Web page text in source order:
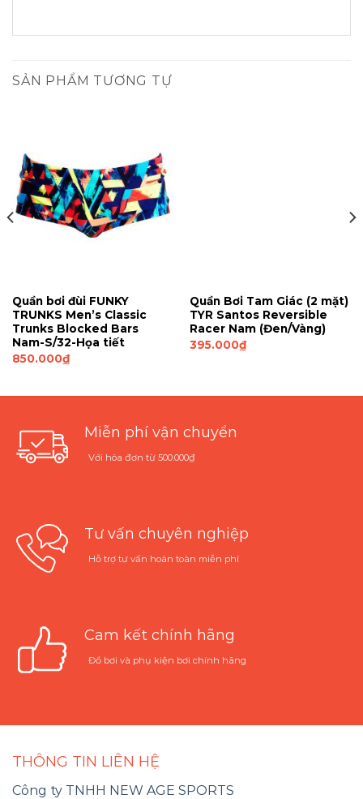
SẢN PHẨM TƯƠNG TỰ
Quần bơi đùi FUNKY
TRUNKS Men’s Classic
Trunks Blocked Bars
Nam-S/32-Họa tiết
850.000₫
Quần Bơi Tam Giác (2 mặt)
TYR Santos Reversible
Racer Nam (Đen/Vàng)
395.000₫
Miễn phí vận chuyển
Với hóa đơn từ 500.000₫
Tư vấn chuyên nghiệp
Hỗ trợ tư vấn hoàn toàn miễn phí
Cam kết chính hãng
Đồ bơi và phụ kiện bơi chính hãng
THÔNG TIN LIÊN HỆ
Công ty TNHH NEW AGE SPORTS